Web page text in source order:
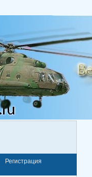
Регистрация